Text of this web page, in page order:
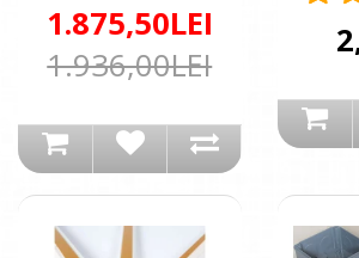
1.875,50LEI
1.936,00LEI